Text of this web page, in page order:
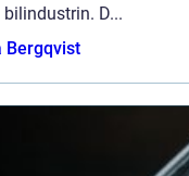
D...
Bergqvist